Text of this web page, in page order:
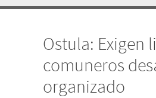
Ostula: Exigen
comuneros
organizado